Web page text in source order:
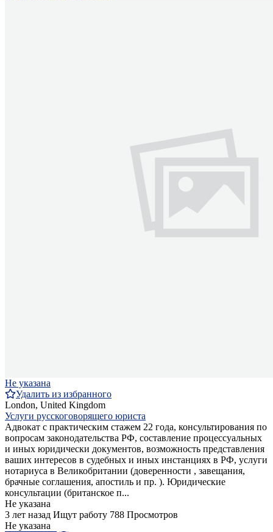
Не указана
Удалить из избранного
London, United Kingdom
Услуги русскоговорящего юриста
Адвокат с практическим стажем 22 года, консультирования по
вопросам законодательства РФ, составление процессуальных
и иных юридически документов, возможность представления
ваших интересов в судебных и иных инстанциях в РФ, услуги
нотариуса в Великобритании (доверенности , завещания,
брачные соглашения, апостиль и пр. ). Юридические
консультации (британское п...
Не указана
3 лет назад Ищут работу 788 Просмотров
Не указана